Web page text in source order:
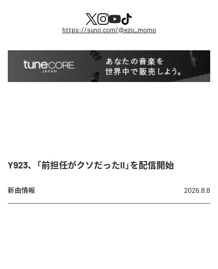
https://suno.com/@ezo_momo
Y923、「前担任がクソだったII」を配信開始
新曲情報 2026.8.8